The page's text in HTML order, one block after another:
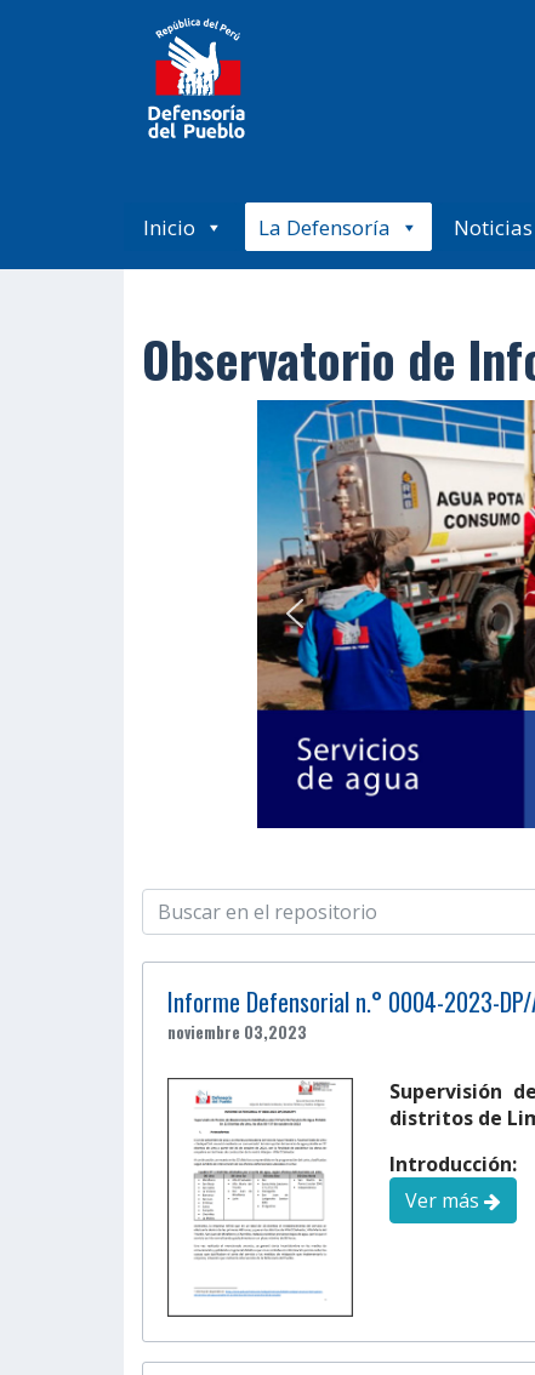
Inicio La Defensoría Noticias
Observatorio de
Informe Defensorial n.° 0004-2023-DP/
noviembre 03,2023
Supervisión
distritos de
Introducción:
Ver más